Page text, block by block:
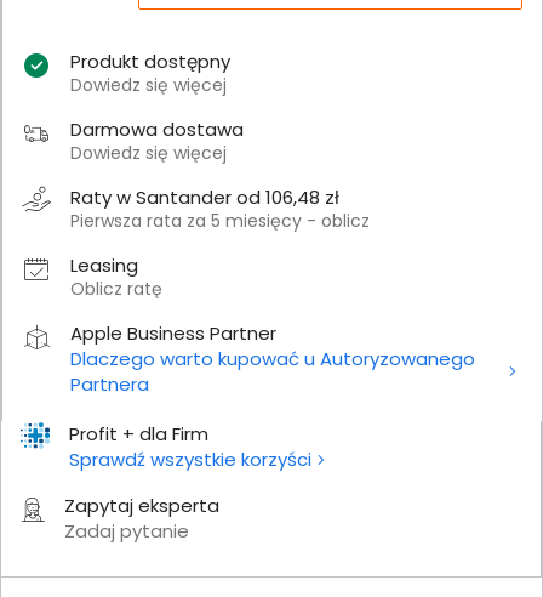
Profit + dla Firm
Sprawdź wszystkie korzyści
Zapytaj eksperta
Zadaj pytanie
Produkt dostępny
Dowiedz się więcej
Darmowa dostawa
Dowiedz się więcej
Raty w Santander od 106,48 zł
Pierwsza rata za 5 miesięcy - oblicz
Leasing
Oblicz ratę
Apple Business Partner
Dlaczego warto kupować u Autoryzowanego
Partnera